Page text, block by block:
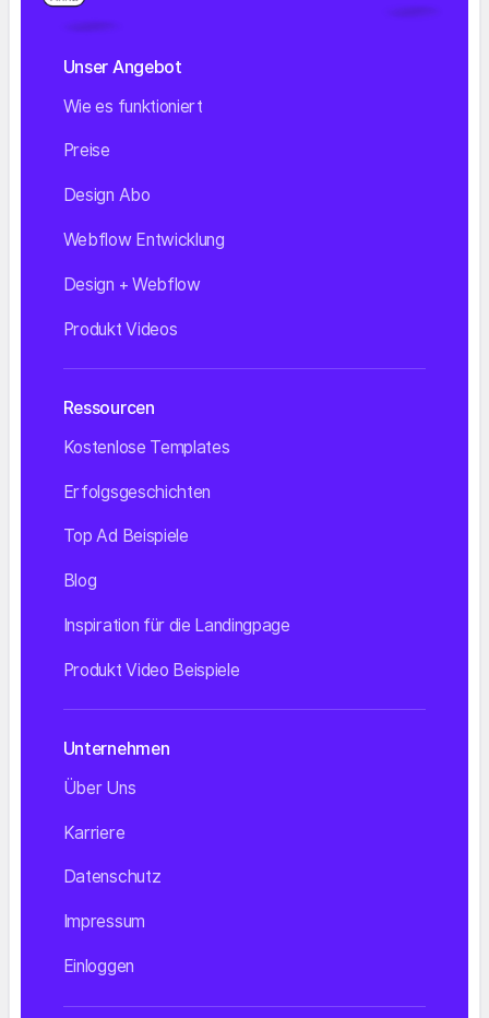
Unser Angebot
Wie es funktioniert
Preise
Design Abo
Webflow Entwicklung
Design + Webflow
Produkt Videos
Ressourcen
Kostenlose Templates
Erfolgsgeschichten
Top Ad Beispiele
Blog
Inspiration für die Landingpage
Produkt Video Beispiele
Unternehmen
Über Uns
Karriere
Datenschutz
Impressum
Einloggen